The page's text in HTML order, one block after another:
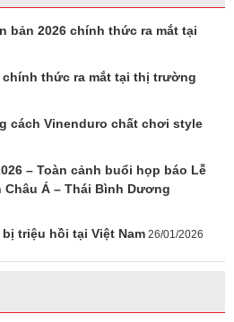
bản 2026 chính thức ra mắt tại
chính thức ra mắt tại thị trường
cách Vinenduro chất chơi style
– Toàn cảnh buổi họp báo Lễ
Á – Thái Bình Dương
bị triệu hồi tại Việt Nam 26/01/2026